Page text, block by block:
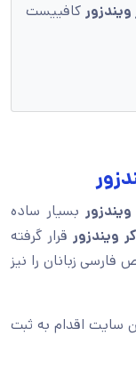
ویندزور کافییست
بسیار ساده
ویندزور قرار گرفته
سایت مخصوص فارسی زبانان را نیز
سایت اقدام به ثبت